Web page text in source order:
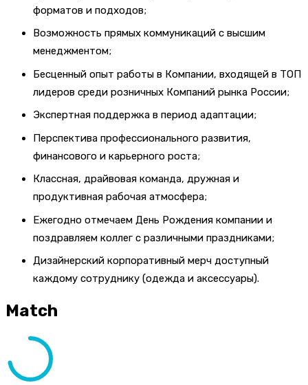
форматов и подходов;
Возможность прямых коммуникаций с высшим
менеджментом;
Бесценный опыт работы в Компании, входящей в ТОП
лидеров среди розничных Компаний рынка России;
Экспертная поддержка в период адаптации;
Перспектива профессионального развития,
финансового и карьерного роста;
Классная, драйвовая команда, дружная и
продуктивная рабочая атмосфера;
Ежегодно отмечаем День Рождения компании и
поздравляем коллег с различными праздниками;
Дизайнерский корпоративный мерч доступный
каждому сотруднику (одежда и аксессуары).
Match